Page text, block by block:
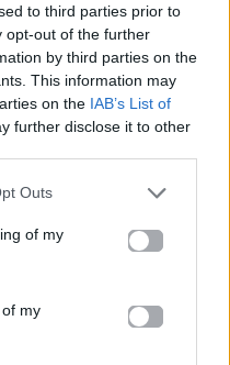
to third parties prior to
opt-out of the further
by third parties on the
This information may
on the IAB’s List of
further disclose it to other
Outs
of my
my
έχεις κάνει
άδειο σου βράδυ
καις